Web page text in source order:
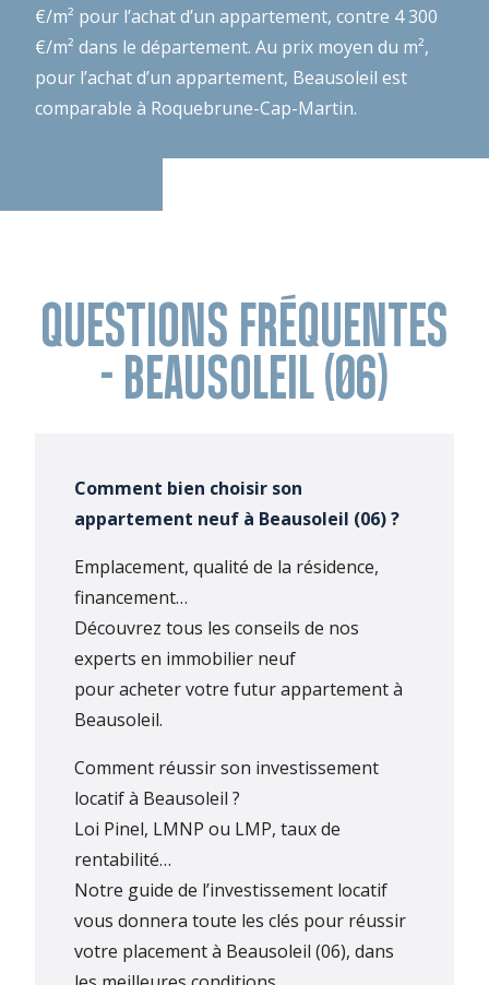
€/m² pour l’achat d’un appartement, contre 4 300
€/m² dans le département. Au prix moyen du m²,
pour l’achat d’un appartement, Beausoleil est
comparable à Roquebrune-Cap-Martin.
QUESTIONS FRÉQUENTES
- BEAUSOLEIL (06)
Comment bien choisir son
appartement neuf à Beausoleil (06) ?
Emplacement, qualité de la résidence,
financement…
Découvrez tous les conseils de nos
experts en immobilier neuf
pour acheter votre futur appartement à
Beausoleil.
Comment réussir son investissement
locatif à Beausoleil ?
Loi Pinel, LMNP ou LMP, taux de
rentabilité…
Notre guide de l’investissement locatif
vous donnera toute les clés pour réussir
votre placement à Beausoleil (06), dans